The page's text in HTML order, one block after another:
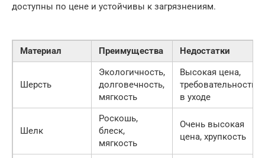
доступны по цене и устойчивы к загрязнениям.
Материал Преимущества Недостатки
Шерсть
Экологичность,
долговечность,
мягкость
Высокая цена,
требовательность
в уходе
Шелк
Роскошь,
блеск,
мягкость
Очень высокая
цена, хрупкость